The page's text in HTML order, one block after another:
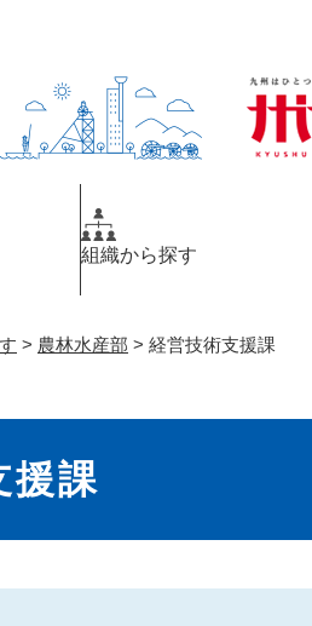
組織から探す
> 農林水産部 > 経営技術支援課
援課